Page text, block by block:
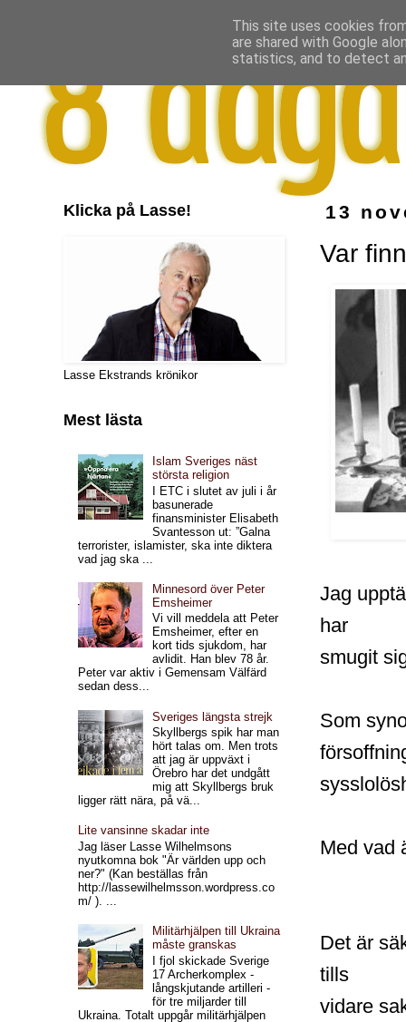
13
Var
Jag
har
smugit
Som
Med vad
Det är
tills
vidare
Klicka på Lasse!
Lasse Ekstrands krönikor
Mest lästa
Islam Sveriges näst
största religion
I ETC i slutet av juli i år
basunerade
finansminister Elisabeth
Svantesson ut: ”Galna
terrorister, islamister, ska inte diktera
vad jag ska ...
Minnesord över Peter
Emsheimer
Vi vill meddela att Peter
Emsheimer, efter en
kort tids sjukdom, har
avlidit. Han blev 78 år.
Peter var aktiv i Gemensam Välfärd
sedan dess...
Sveriges längsta strejk
Skyllbergs spik har man
hört talas om. Men trots
att jag är uppväxt i
Örebro har det undgått
mig att Skyllbergs bruk
ligger rätt nära, på vä...
Lite vansinne skadar inte
Jag läser Lasse Wilhelmsons
nyutkomna bok "Är världen upp och
ner?" (Kan beställas från
http://lassewilhelmsson.wordpress.co
m/ ). ...
Militärhjälpen till Ukraina
måste granskas
I fjol skickade Sverige
17 Archerkomplex -
långskjutande artilleri -
för tre miljarder till
Ukraina. Totalt uppgår militärhjälpen
This site uses cookies
are shared with Google
statistics, and to detect